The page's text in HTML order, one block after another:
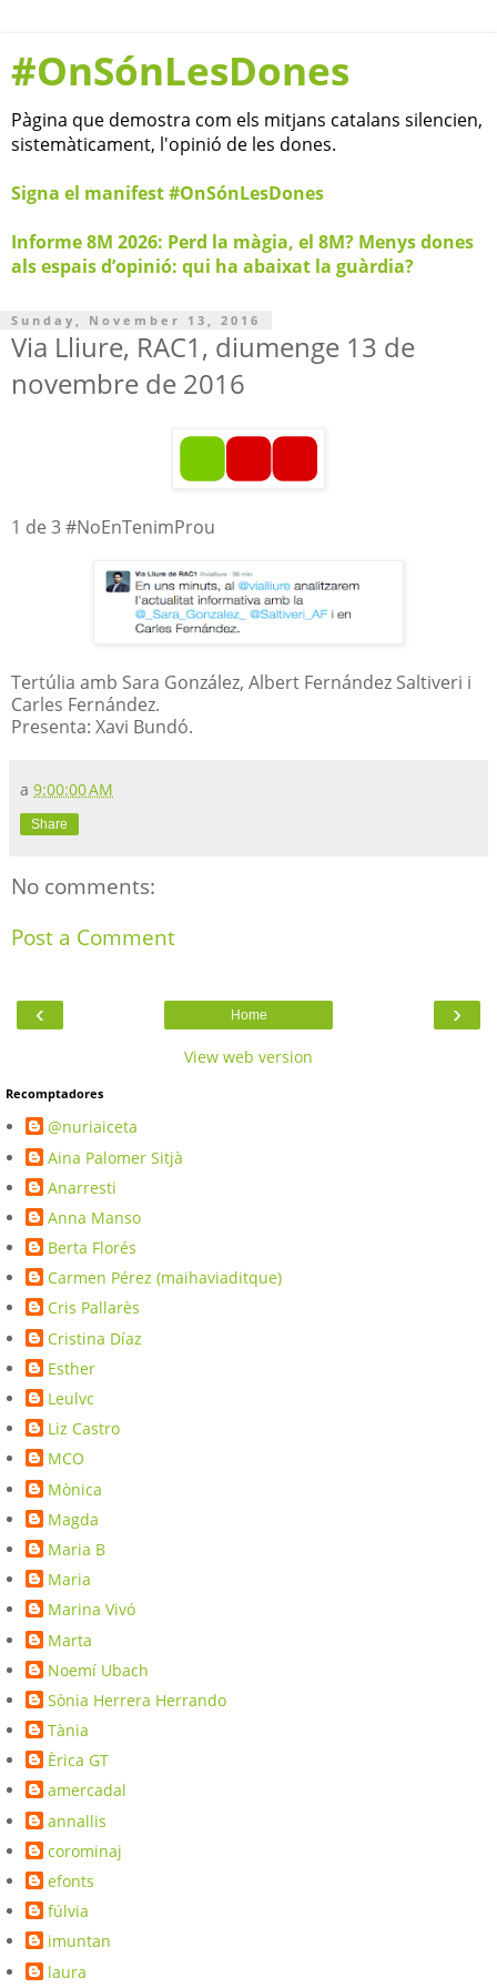
#OnSónLesDones
Pàgina que demostra com els mitjans catalans silencien,
sistemàticament, l'opinió de les dones.
Signa el manifest #OnSónLesDones
Informe 8M 2026: Perd la màgia, el 8M? Menys dones
als espais d’opinió: qui ha abaixat la guàrdia?
Sunday, November 13, 2016
Via Lliure, RAC1, diumenge 13 de
novembre de 2016
1 de 3 #NoEnTenimProu
Tertúlia amb Sara González, Albert Fernández Saltiveri i
Carles Fernández.
Presenta: Xavi Bundó.
a 9:00:00 AM
Share
No comments:
Post a Comment
‹ ›
Home
View web version
Recomptadores
@nuriaiceta
Aina Palomer Sitjà
Anarresti
Anna Manso
Berta Florés
Carmen Pérez (maihaviaditque)
Cris Pallarès
Cristina Díaz
Esther
Leulvc
Liz Castro
MCO
Mònica
Magda
Maria B
Maria
Marina Vivó
Marta
Noemí Ubach
Sònia Herrera Herrando
Tània
Èrica GT
amercadal
annallis
corominaj
efonts
fúlvia
imuntan
laura